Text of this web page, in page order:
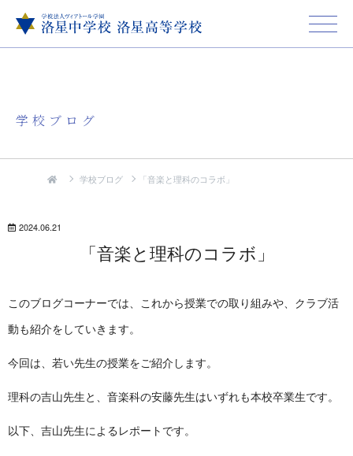
学校ブログ
学校ブログ 「音楽と理科のコラボ」
2024.06.21
「音楽と理科のコラボ」
このブログコーナーでは、これから授業での取り組みや、クラブ活
動も紹介をしていきます。
今回は、若い先生の授業をご紹介します。
理科の吉山先生と、音楽科の安藤先生はいずれも本校卒業生です。
以下、吉山先生によるレポートです。